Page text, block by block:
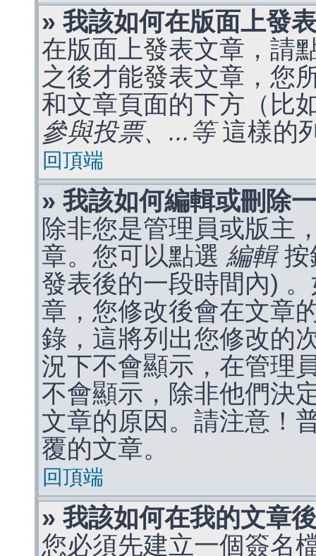
» 我該如何在版面上發
在版面上發表文章，請
之後才能發表文章，您
和文章頁面的下方（比
參與投票、...等這樣的
回頂端
» 我該如何編輯或刪除
除非您是管理員或版主
章。您可以點選 編輯按
發表後的一段時間內)
章，您修改後會在文章
錄，這將列出您修改的
況下不會顯示，在管理
不會顯示，除非他們決
文章的原因。請注意！
覆的文章。
回頂端
» 我該如何在我的文章
您必須先建立一個簽名